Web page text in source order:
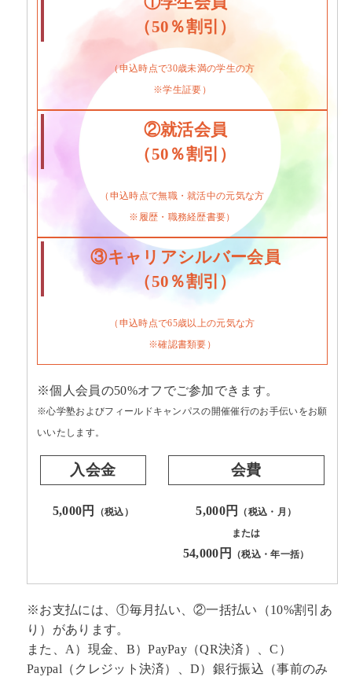
（50％割引）
（申込時点で30歳未満の学生の方
※学生証要）
②就活会員
（50％割引）
（申込時点で無職・就活中の元気な方
※履歴・職務経歴書要）
③キャリアシルバー会員
（50％割引）
（申込時点で65歳以上の元気な方
※確認書類要）
※個人会員の50%オフでご参加できます。
※心学塾およびフィールドキャンパスの開催催行のお手伝いをお願
いいたします。
入会金
5,000円 （税込）
会費
5,000円
（税込・月）
または
54,000円 （税込・年一括）
※お支払には、①毎月払い、②一括払い（10%割引あ
り）があります。
また、A）現金、B）PayPay（QR決済）、C）
Paypal（クレジット決済）、D）銀行振込（事前のみ